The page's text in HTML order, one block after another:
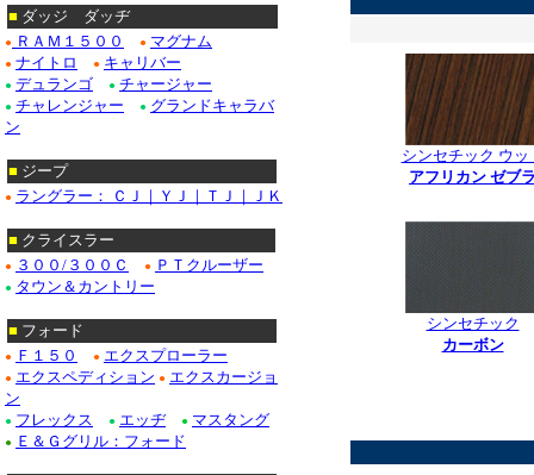
シンセチック ウッ
アフリカン ゼブ
シンセチック
カーボン
■ ダッジ ダッヂ
● ＲＡＭ１５００ ● マグナム
● ナイトロ ● キャリバー
● デュランゴ ● チャージャー
● チャレンジャー ● グランドキャラバ
ン
■ ジープ
● ラングラー： ＣＪ｜ＹＪ｜ＴＪ｜ＪＫ
■ クライスラー
● ３００/３００Ｃ ● ＰＴクルーザー
● タウン＆カントリー
■ フォード
● Ｆ１５０ ● エクスプローラー
● エクスペディション ● エクスカージョ
ン
● フレックス ● エッヂ ● マスタング
● Ｅ＆Ｇグリル：フォード